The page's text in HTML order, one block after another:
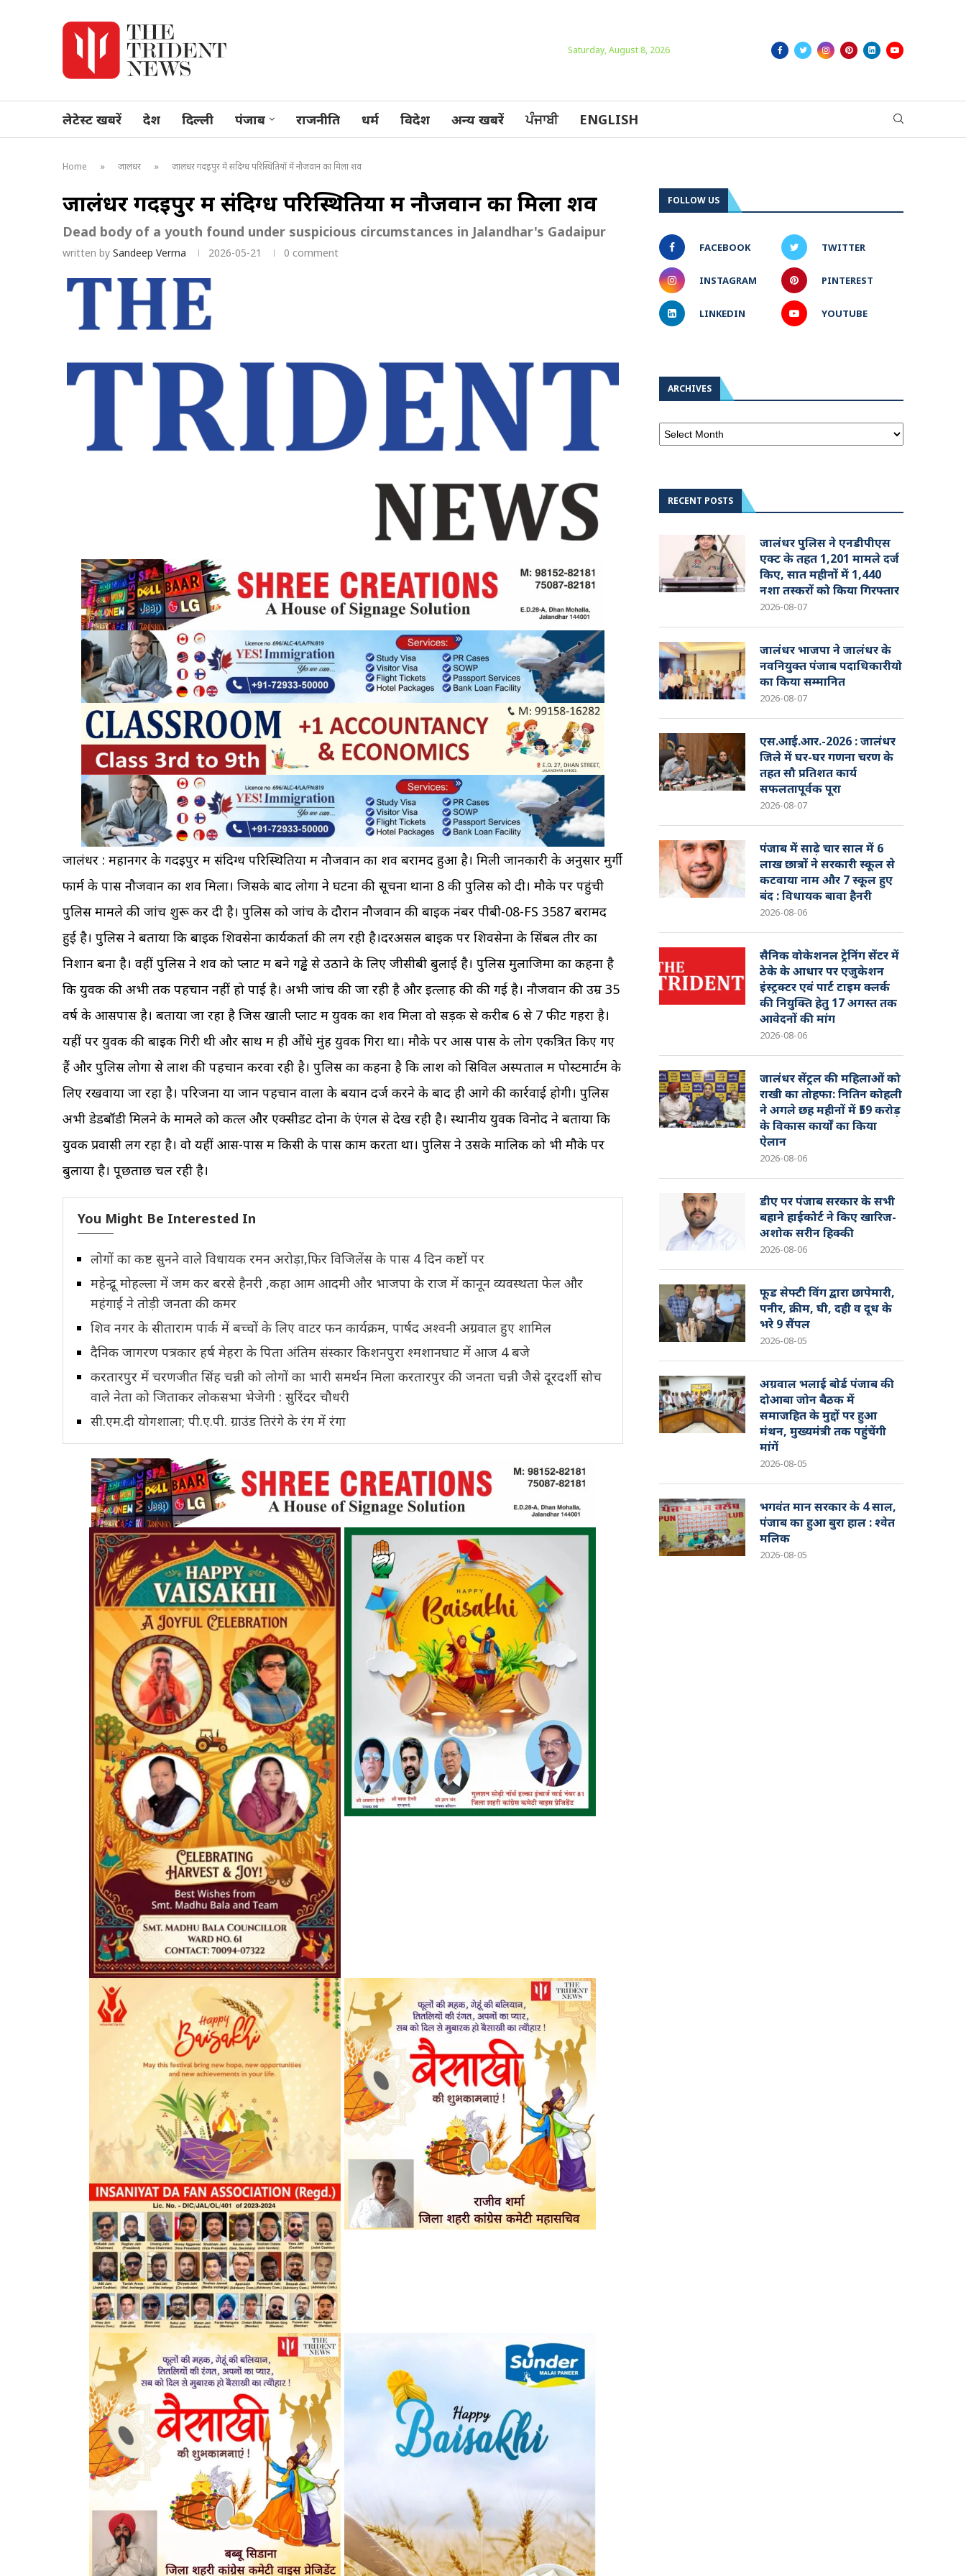
Saturday, August 8, 2026
लेटेस्ट खबरें देश दिल्ली पंजाब राजनीति धर्म विदेश अन्य खबरें ਪੰਜਾਬੀ ENGLISH
Home » जालंधर » जालंधर गदइपुर में संदिग्ध परिस्थितियों में नौजवान का मिला शव
जालंधर गदइपुर में संदिग्ध परिस्थितियों में नौजवान का मिला शव
Dead body of a youth found under suspicious circumstances in Jalandhar's Gadaipur
written by Sandeep Verma 2026-05-21 0 comment
जालंधर : महानगर के गदइपुर में संदिग्ध परिस्थितियों में नौजवान का शव बरामद हुआ है। मिली जानकारी के अनुसार मुर्गी
फार्म के पास नौजवान का शव मिला। जिसके बाद लोगों ने घटना की सूचना थाना 8 की पुलिस को दी। मौके पर पहुंची
पुलिस मामले की जांच शुरू कर दी है। पुलिस को जांच के दौरान नौजवान की बाइक नंबर पीबी-08-FS 3587 बरामद
हुई है। पुलिस ने बताया कि बाइक शिवसेना कार्यकर्ता की लग रही है।दरअसल बाइक पर शिवसेना के सिंबल तीर का
निशान बना है। वहीं पुलिस ने शव को प्लाट में बने गड्ढे से उठाने के लिए जीसीबी बुलाई है। पुलिस मुलाजिमों का कहना है
कि युवक की अभी तक पहचान नहीं हो पाई है। अभी जांच की जा रही है और इत्लाह की की गई है। नौजवान की उम्र 35
वर्ष के आसपास है। बताया जा रहा है जिस खाली प्लाट में युवक का शव मिला वो सड़क से करीब 6 से 7 फीट गहरा है।
यहीं पर युवक की बाइक गिरी थी और साथ में ही औंधे मुंह युवक गिरा था। मौके पर आस पास के लोग एकत्रित किए गए
हैं और पुलिस लोगों से लाश की पहचान करवा रही है। पुलिस का कहना है कि लाश को सिविल अस्पताल में पोस्टमार्टम के
लिए रखवाया जा रहा है। परिजनों या जान पहचान वालों के बयान दर्ज करने के बाद ही आगे की कार्रवाई होगी। पुलिस
अभी डेडबॉडी मिलने के मामले को कत्ल और एक्सीडेंट दोनों के एंगल से देख रही है। स्थानीय युवक विनोद ने बताया कि
युवक प्रवासी लग रहा है। वो यहीं आस-पास में किसी के पास काम करता था। पुलिस ने उसके मालिक को भी मौके पर
बुलाया है। पूछताछ चल रही है।
You Might Be Interested In
लोगों का कष्ट सुनने वाले विधायक रमन अरोड़ा,फिर विजिलेंस के पास 4 दिन कष्टों पर
महेन्द्रू मोहल्ला में जम कर बरसे हैनरी ,कहा आम आदमी और भाजपा के राज में कानून व्यवस्थता फेल और
महंगाई ने तोड़ी जनता की कमर
शिव नगर के सीताराम पार्क में बच्चों के लिए वाटर फन कार्यक्रम, पार्षद अश्वनी अग्रवाल हुए शामिल
दैनिक जागरण पत्रकार हर्ष मेहरा के पिता अंतिम संस्कार किशनपुरा श्मशानघाट में आज 4 बजे
करतारपुर में चरणजीत सिंह चन्नी को लोगों का भारी समर्थन मिला करतारपुर की जनता चन्नी जैसे दूरदर्शी सोच
वाले नेता को जिताकर लोकसभा भेजेगी : सुरिंदर चौधरी
सी.एम.दी योगशाला; पी.ए.पी. ग्राउंड तिरंगे के रंग में रंगा
FOLLOW US
FACEBOOK TWITTER
INSTAGRAM PINTEREST
LINKEDIN YOUTUBE
ARCHIVES
RECENT POSTS
जालंधर पुलिस ने एनडीपीएस
एक्ट के तहत 1,201 मामले दर्ज
किए, सात महीनों में 1,440
नशा तस्करों को किया गिरफ्तार
2026-08-07
जालंधर भाजपा ने जालंधर के
नवनियुक्त पंजाब पदाधिकारीयो
का किया सम्मानित
2026-08-07
एस.आई.आर.-2026 : जालंधर
जिले में घर-घर गणना चरण के
तहत सौ प्रतिशत कार्य
सफलतापूर्वक पूरा
2026-08-07
पंजाब में साढ़े चार साल में 6
लाख छात्रों ने सरकारी स्कूल से
कटवाया नाम और 7 स्कूल हुए
बंद : विधायक बावा हैनरी
2026-08-06
सैनिक वोकेशनल ट्रेनिंग सेंटर में
ठेके के आधार पर एजुकेशन
इंस्ट्रक्टर एवं पार्ट टाइम क्लर्क
की नियुक्ति हेतु 17 अगस्त तक
आवेदनों की मांग
2026-08-06
जालंधर सेंट्रल की महिलाओं को
राखी का तोहफा: नितिन कोहली
ने अगले छह महीनों में ₹59 करोड़
के विकास कार्यों का किया
ऐलान
2026-08-06
डीए पर पंजाब सरकार के सभी
बहाने हाईकोर्ट ने किए खारिज-
अशोक सरीन हिक्की
2026-08-06
फूड सेफ्टी विंग द्वारा छापेमारी,
पनीर, क्रीम, घी, दही व दूध के
भरे 9 सैंपल
2026-08-05
अग्रवाल भलाई बोर्ड पंजाब की
दोआबा जोन बैठक में
समाजहित के मुद्दों पर हुआ
मंथन, मुख्यमंत्री तक पहुंचेंगी
मांगें
2026-08-05
भगवंत मान सरकार के 4 साल,
पंजाब का हुआ बुरा हाल : श्वेत
मलिक
2026-08-05